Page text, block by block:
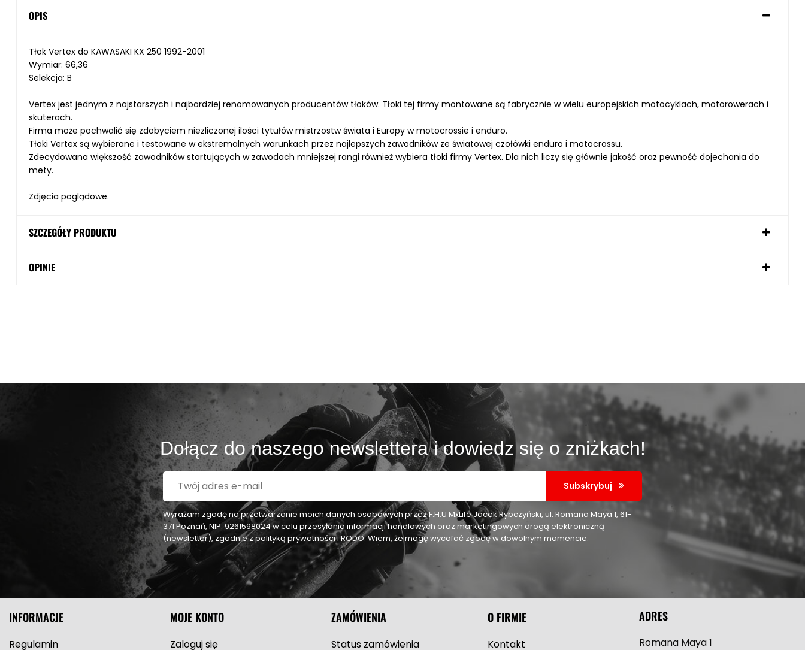
OPIS
Tłok Vertex do KAWASAKI KX 250 1992-2001
Wymiar: 66,36
Selekcja: B
Vertex jest jednym z najstarszych i najbardziej renomowanych producentów tłoków. Tłoki tej firmy montowane są fabrycznie w wielu europejskich motocyklach, motorowerach i
skuterach.
Firma może pochwalić się zdobyciem niezliczonej ilości tytułów mistrzostw świata i Europy w motocrossie i enduro.
Tłoki Vertex są wybierane i testowane w ekstremalnych warunkach przez najlepszych zawodników ze światowej czołówki enduro i motocrossu.
Zdecydowana większość zawodników startujących w zawodach mniejszej rangi również wybiera tłoki firmy Vertex. Dla nich liczy się głównie jakość oraz pewność dojechania do
mety.
Zdjęcia poglądowe.
SZCZEGÓŁY PRODUKTU
OPINIE
Dołącz do naszego newslettera i dowiedz się o zniżkach!
Subskrybuj
Wyrażam zgodę na przetwarzanie moich danych osobowych przez F.H.U MxLife Jacek Rybczyński, ul. Romana Maya 1, 61-
371 Poznań, NIP: 9261598024 w celu przesyłania informacji handlowych oraz marketingowych drogą elektroniczną
(newsletter), zgodnie z polityką prywatności i RODO. Wiem, że mogę wycofać zgodę w dowolnym momencie.
INFORMACJE
Regulamin
MOJE KONTO
Zaloguj się
ZAMÓWIENIA
Status zamówienia
O FIRMIE
Kontakt
ADRES
Romana Maya 1